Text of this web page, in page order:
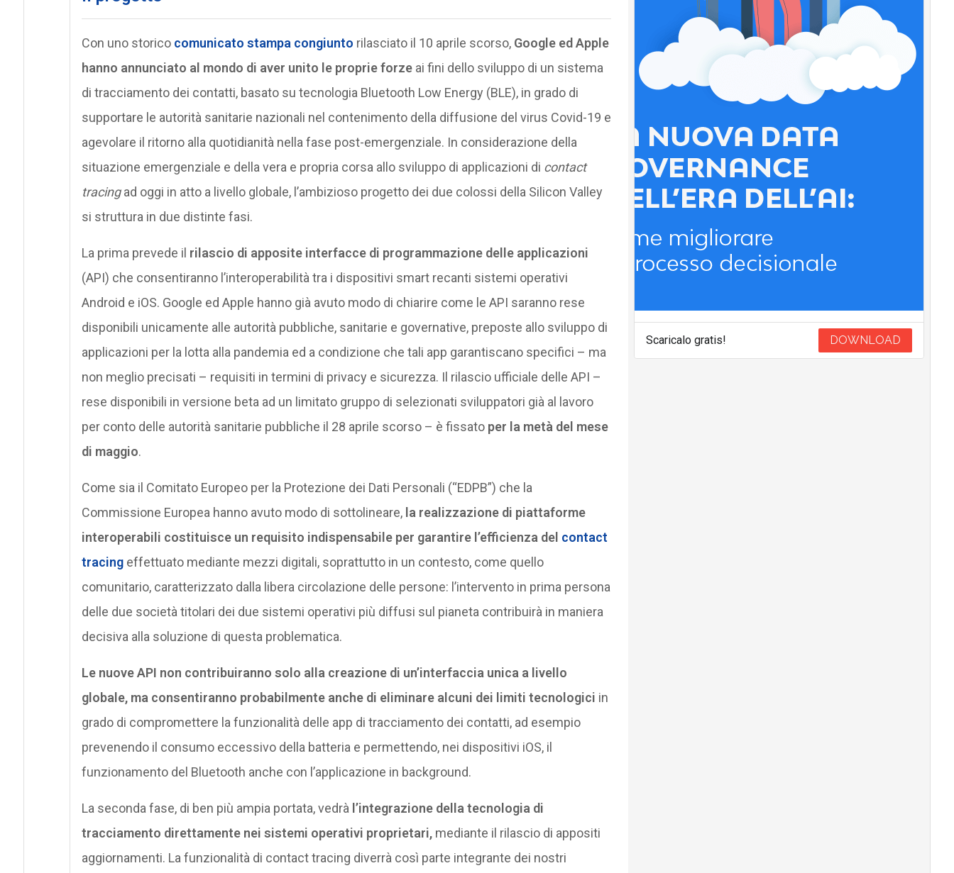
Con uno storico comunicato stampa congiunto rilasciato il 10 aprile scorso, Google ed Apple
hanno annunciato al mondo di aver unito le proprie forze ai fini dello sviluppo di un sistema
di tracciamento dei contatti, basato su tecnologia Bluetooth Low Energy (BLE), in grado di
supportare le autorità sanitarie nazionali nel contenimento della diffusione del virus Covid-19 e
agevolare il ritorno alla quotidianità nella fase post-emergenziale. In considerazione della
situazione emergenziale e della vera e propria corsa allo sviluppo di applicazioni di contact
tracingad oggi in atto a livello globale, l’ambizioso progetto dei due colossi della Silicon Valley
si struttura in due distinte fasi.
La prima prevede il rilascio di apposite interfacce di programmazione delle applicazioni
(API) che consentiranno l’interoperabilità tra i dispositivi smart recanti sistemi operativi
Android e iOS. Google ed Apple hanno già avuto modo di chiarire come le API saranno rese
disponibili unicamente alle autorità pubbliche, sanitarie e governative, preposte allo sviluppo di
applicazioni per la lotta alla pandemia ed a condizione che tali app garantiscano specifici – ma
non meglio precisati – requisiti in termini di privacy e sicurezza. Il rilascio ufficiale delle API –
rese disponibili in versione beta ad un limitato gruppo di selezionati sviluppatori già al lavoro
per conto delle autorità sanitarie pubbliche il 28 aprile scorso – è fissato per la metà del mese
di maggio.
Come sia il Comitato Europeo per la Protezione dei Dati Personali (“EDPB”) che la
Commissione Europea hanno avuto modo di sottolineare, la realizzazione di piattaforme
interoperabili costituisce un requisito indispensabile per garantire l’efficienza del contact
tracingeffettuato mediante mezzi digitali, soprattutto in un contesto, come quello
comunitario, caratterizzato dalla libera circolazione delle persone: l’intervento in prima persona
delle due società titolari dei due sistemi operativi più diffusi sul pianeta contribuirà in maniera
decisiva alla soluzione di questa problematica.
Le nuove API non contribuiranno solo alla creazione di un’interfaccia unica a livello
globale, ma consentiranno probabilmente anche di eliminare alcuni dei limiti tecnologici in
grado di compromettere la funzionalità delle app di tracciamento dei contatti, ad esempio
prevenendo il consumo eccessivo della batteria e permettendo, nei dispositivi iOS, il
funzionamento del Bluetooth anche con l’applicazione in background.
La seconda fase, di ben più ampia portata, vedrà l’integrazione della tecnologia di
tracciamento direttamente nei sistemi operativi proprietari,mediante il rilascio di appositi
aggiornamenti. La funzionalità di contact tracing diverrà così parte integrante dei nostri
Scaricalo gratis! DOWNLOAD